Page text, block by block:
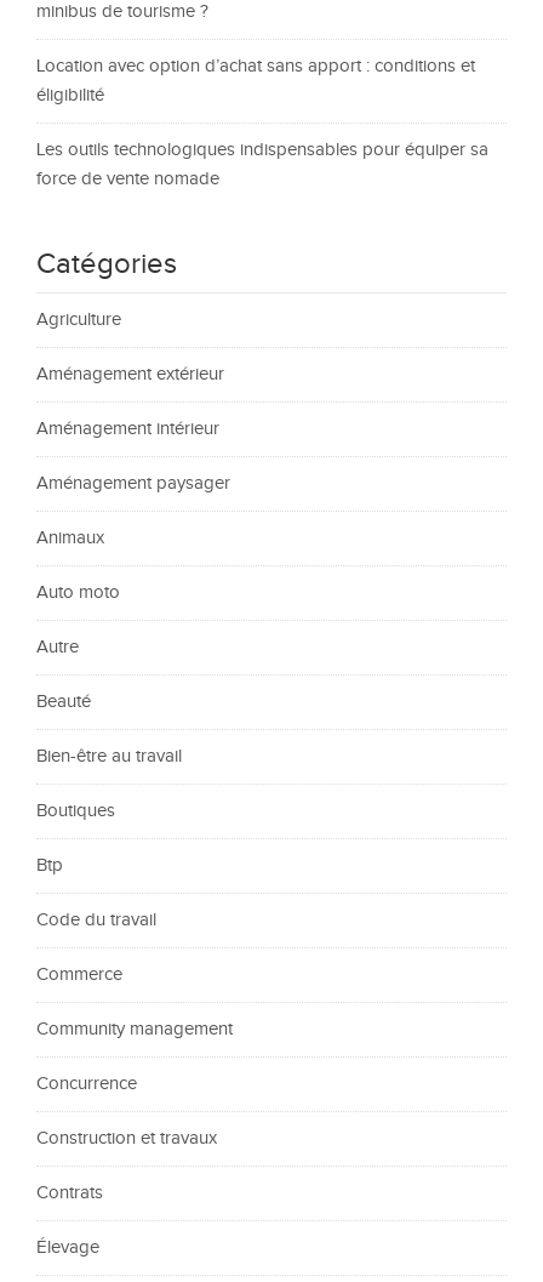
minibus de tourisme ?
Location avec option d’achat sans apport : conditions et
éligibilité
Les outils technologiques indispensables pour équiper sa
force de vente nomade
Catégories
Agriculture
Aménagement extérieur
Aménagement intérieur
Aménagement paysager
Animaux
Auto moto
Autre
Beauté
Bien-être au travail
Boutiques
Btp
Code du travail
Commerce
Community management
Concurrence
Construction et travaux
Contrats
Élevage